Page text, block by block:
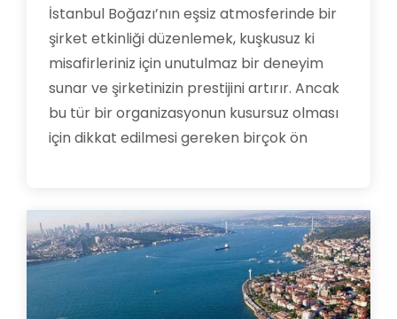
İstanbul Boğazı’nın eşsiz atmosferinde bir
şirket etkinliği düzenlemek, kuşkusuz ki
misafirleriniz için unutulmaz bir deneyim
sunar ve şirketinizin prestijini artırır. Ancak
bu tür bir organizasyonun kusursuz olması
için dikkat edilmesi gereken birçok ön